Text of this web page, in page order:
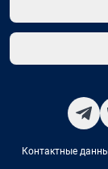
Контактные